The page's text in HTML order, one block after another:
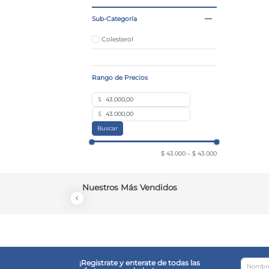
Sub-Categoría
Colesterol
$
$
Buscar
$ 43.000 – $ 43.000
Nuestros Más Vendidos
¡Registrate y enterate de todas las